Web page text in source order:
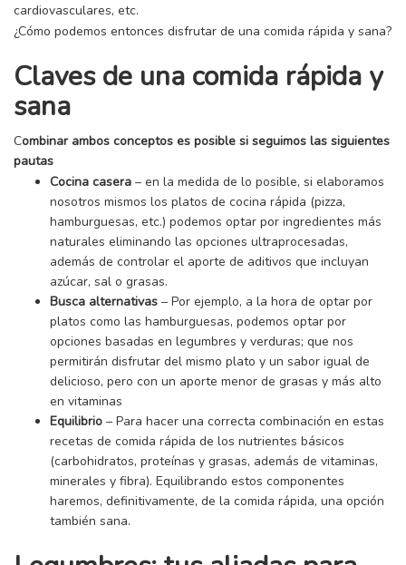
cardiovasculares, etc.
¿Cómo podemos entonces disfrutar de una comida rápida y sana?
Claves de una comida rápida y
sana
Combinar ambos conceptos es posible si seguimos las siguientes
pautas
Cocina casera – en la medida de lo posible, si elaboramos
nosotros mismos los platos de cocina rápida (pizza,
hamburguesas, etc.) podemos optar por ingredientes más
naturales eliminando las opciones ultraprocesadas,
además de controlar el aporte de aditivos que incluyan
azúcar, sal o grasas.
Busca alternativas – Por ejemplo, a la hora de optar por
platos como las hamburguesas, podemos optar por
opciones basadas en legumbres y verduras; que nos
permitirán disfrutar del mismo plato y un sabor igual de
delicioso, pero con un aporte menor de grasas y más alto
en vitaminas
Equilibrio – Para hacer una correcta combinación en estas
recetas de comida rápida de los nutrientes básicos
(carbohidratos, proteínas y grasas, además de vitaminas,
minerales y fibra). Equilibrando estos componentes
haremos, definitivamente, de la comida rápida, una opción
también sana.